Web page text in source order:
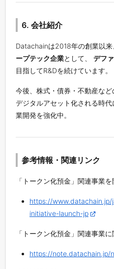
6. 会社紹介
Datachainは2018年の創業以来
ープテック企業として、 デフ
目指してR&Dを続けています。
今後、株式・債券・不動産など
デジタルアセット化される時
業開発を強化中。
参考情報・関連リンク
「トークン化預金」関連事業
https://
initiative-launch-jp
「トークン化預金」関連事業
https://note.datachain.jp/